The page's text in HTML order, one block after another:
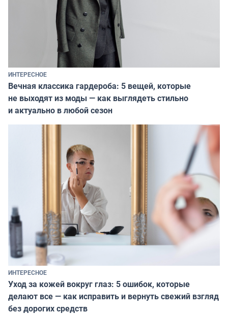
ИНТЕРЕСНОЕ
Вечная классика гардероба: 5 вещей, которые
не выходят из моды — как выглядеть стильно
и актуально в любой сезон
ИНТЕРЕСНОЕ
Уход за кожей вокруг глаз: 5 ошибок, которые
делают все — как исправить и вернуть свежий взгляд
без дорогих средств